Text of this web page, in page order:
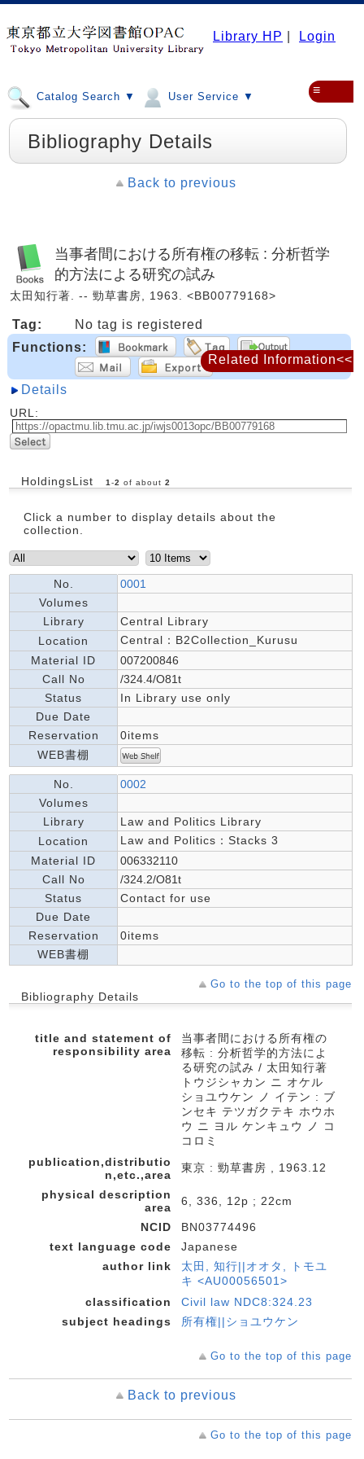
Library HP Login
Catalog Search ▼ User Service ▼ ≡
Bibliography Details
Back to previous
当事者間における所有権の移転 : 分析哲学
的方法による研究の試み
太田知行著. -- 勁草書房, 1963. <BB00779168>
Tag:
No tag is registered
Functions:
Details
URL:
HoldingsList 1 -2 of about 2
Click a number to display details about the
collection.
No.
0001
Volumes
Library
Central Library
Location
Central：B2Collection_Kurusu
Material ID
007200846
Call No
/324.4/O81t
Status
In Library use only
Due Date
Reservation
0items
WEB書棚
No.
0002
Volumes
Library
Law and Politics Library
Location
Law and Politics：Stacks 3
Material ID
006332110
Call No
/324.2/O81t
Status
Contact for use
Due Date
Reservation
0items
WEB書棚
Go to the top of this page
Bibliography Details
title and statement of
responsibility area
当事者間における所有権の
移転 : 分析哲学的方法によ
る研究の試み / 太田知行著
トウジシャカン ニ オケル
ショユウケン ノ イテン : ブ
ンセキ テツガクテキ ホウホ
ウ ニ ヨル ケンキュウ ノ コ
コロミ
publication,distributio
n,etc.,area
東京 : 勁草書房 , 1963.12
physical description
area
6, 336, 12p ; 22cm
NCID
BN03774496
text language code
Japanese
author link
太田, 知行||オオタ, トモユ
キ <AU00056501>
classification
Civil law NDC8:324.23
subject headings
所有権||ショユウケン
Go to the top of this page
Back to previous
Go to the top of this page
Related Information<<